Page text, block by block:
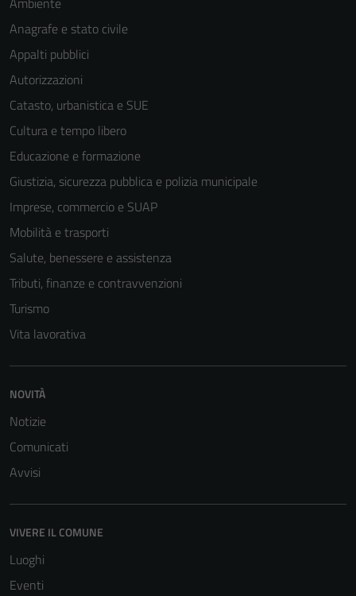
Anagrafe e stato civile
Appalti pubblici
Autorizzazioni
Catasto, urbanistica e SUE
Cultura e tempo libero
Educazione e formazione
Giustizia, sicurezza pubblica e polizia municipale
Imprese, commercio e SUAP
Mobilità e trasporti
Salute, benessere e assistenza
Tributi, finanze e contravvenzioni
Turismo
Vita lavorativa
NOVITÀ
Notizie
Comunicati
Avvisi
VIVERE IL COMUNE
Luoghi
Eventi